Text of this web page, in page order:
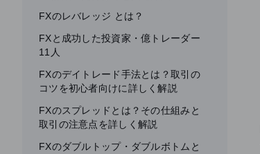
FXのレバレッジ とは？
FXと成功した投資家・億トレーダー
11人
FXのデイトレード手法とは？取引の
コツを初心者向けに詳しく解説
FXのスプレッドとは？その仕組みと
取引の注意点を詳しく解説
FXのダブルトップ・ダブルボトムと